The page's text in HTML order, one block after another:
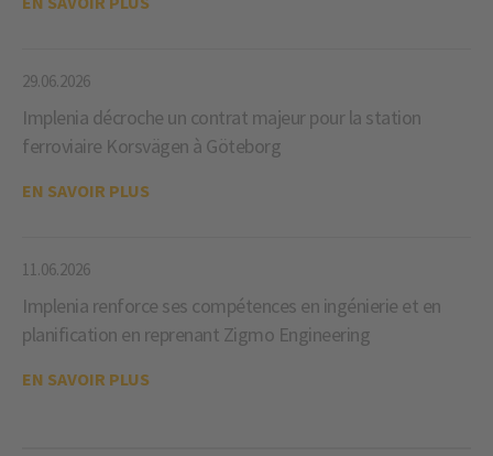
29.06.2026
Implenia décroche un contrat majeur pour la station
ferroviaire Korsvägen à Göteborg
EN SAVOIR PLUS
11.06.2026
Implenia renforce ses compétences en ingénierie et en
planification en reprenant Zigmo Engineering
EN SAVOIR PLUS